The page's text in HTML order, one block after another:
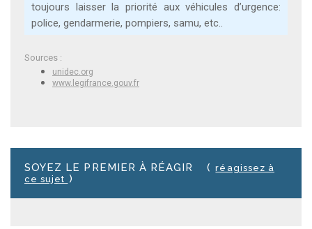
toujours laisser la priorité aux véhicules d’urgence:
police, gendarmerie, pompiers, samu, etc..
Sources :
unidec.org
www.legifrance.gouv.fr
SOYEZ LE PREMIER À RÉAGIR ( réagissez à
ce sujet )